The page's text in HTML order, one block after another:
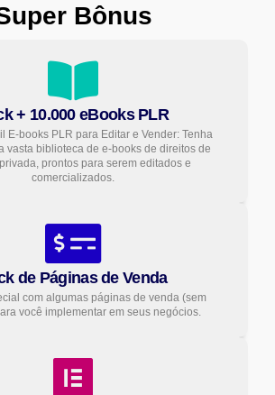
Bônus
+ 10.000 eBooks PLR
E-books PLR para Editar e Vender: Tenha
vasta biblioteca de e-books de direitos de
prontos para serem editados e
comercializados.
de Páginas de Venda
com algumas páginas de venda (sem
você implementar em seus negócios.